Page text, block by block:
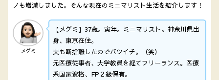
ノも増減しました。そんな現在のミニマリスト生活を紹介します！
メグミ
【メグミ】37歳。寅年。ミニマリスト。神奈川県出
身、東京在住。
夫も断捨離したのでバツイチ。（笑）
元医療従事者、大学教員を経てフリーランス。医療
系国家資格、FP２級保有。